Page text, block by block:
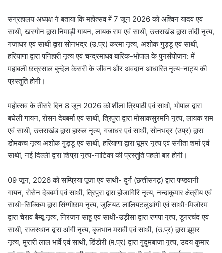
संग्रहालय अध्यक्ष ने बताया कि महोत्सव में 7 जून 2026 को अश्विन यादव एवं
साथी, खरगोन द्वारा निमाड़ी गायन, लायक राम एवं साथी, उत्तराखंड द्वारा तांदी नृत्य,
गजाधर एवं साथी द्वारा सोनभद्र (उ.प्र) करमा नृत्य, अशोक गुड्डू एवं साथी,
हरियाणा द्वारा पनिहारी नृत्य एवं चन्द्रमाधव बारिक-भोपाल के पुनर्संयोजन: में
महाबली छत्रसाल बुन्देल केसरी के जीवन और अवदान आधारित नृत्य-नाट्य की
प्रस्तुति होगी।
महोत्सव के तीसरे दिन 8 जून 2026 को शीला त्रिपाठी एवं साथी, भोपाल द्वारा
बघेली गायन, रोसन देबबर्मा एवं साथी, त्रिपुरा द्वारा मोसाकसुरमनि नृत्य, लायक राम
एवं साथी, उत्तराखंड द्वारा हारुल नृत्य, गजाधर एवं साथी, सोनभद्र (उप्र) द्वारा
डोमकच नृत्य अशोक गुड्डू एवं साथी, हरियाणा द्वारा घूमर नृत्य एवं संगीता शर्मा एवं
साथी, नई दिल्ली द्वारा शिप्रा नृत्य-नाटिका की प्रस्तुति पहली बार होगी।
09 जून, 2026 को सम्प्रिया पूजा एवं साथी- दुर्ग (छत्तीसगढ़) द्वारा पण्डवानी
गायन, रोसेन देबबर्मा एवं साथी, त्रिपुरा द्वारा होजागिरि नृत्य, नन्दाकुमार क्षेत्रीय एवं
साथी-सिक्किम द्वारा सिंग्गीछाम नृत्य, जुलियट लालियंटलुआंगी एवं साथी-मिजोरम
द्वारा चेराव बैम्बू नृत्य, निरंजन साहू एवं साथी-उड़ीसा द्वारा रणपा नृत्य, डूगरचंद एवं
साथी, राजस्थान द्वारा आंगी नृत्य, बृजभान मरावी एवं साथी, (उ.प्र) द्वारा झूमर
नृत्य, मुरारी लाल भार्वे एवं साथी, डिंडोरी (म.प्र) द्वारा गुदुमबाजा नृत्य, उदय कुमार